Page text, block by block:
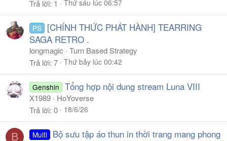
Trả lời 1 Thứ sáu lúc 06:57
PS
[CHÍNH THỨC PHÁT HÀNH] TEARRING
SAGA RETRO .
longmagic
Turn Based Strategy
Trả lời 7 Thứ bảy lúc 00:42
Genshin Tổng hợp nội dung stream Luna VIII
X1989
HoYoverse
Trả lời 0 18/6/26
B Multi
Bộ sưu tập áo thun in thời trang mang phong